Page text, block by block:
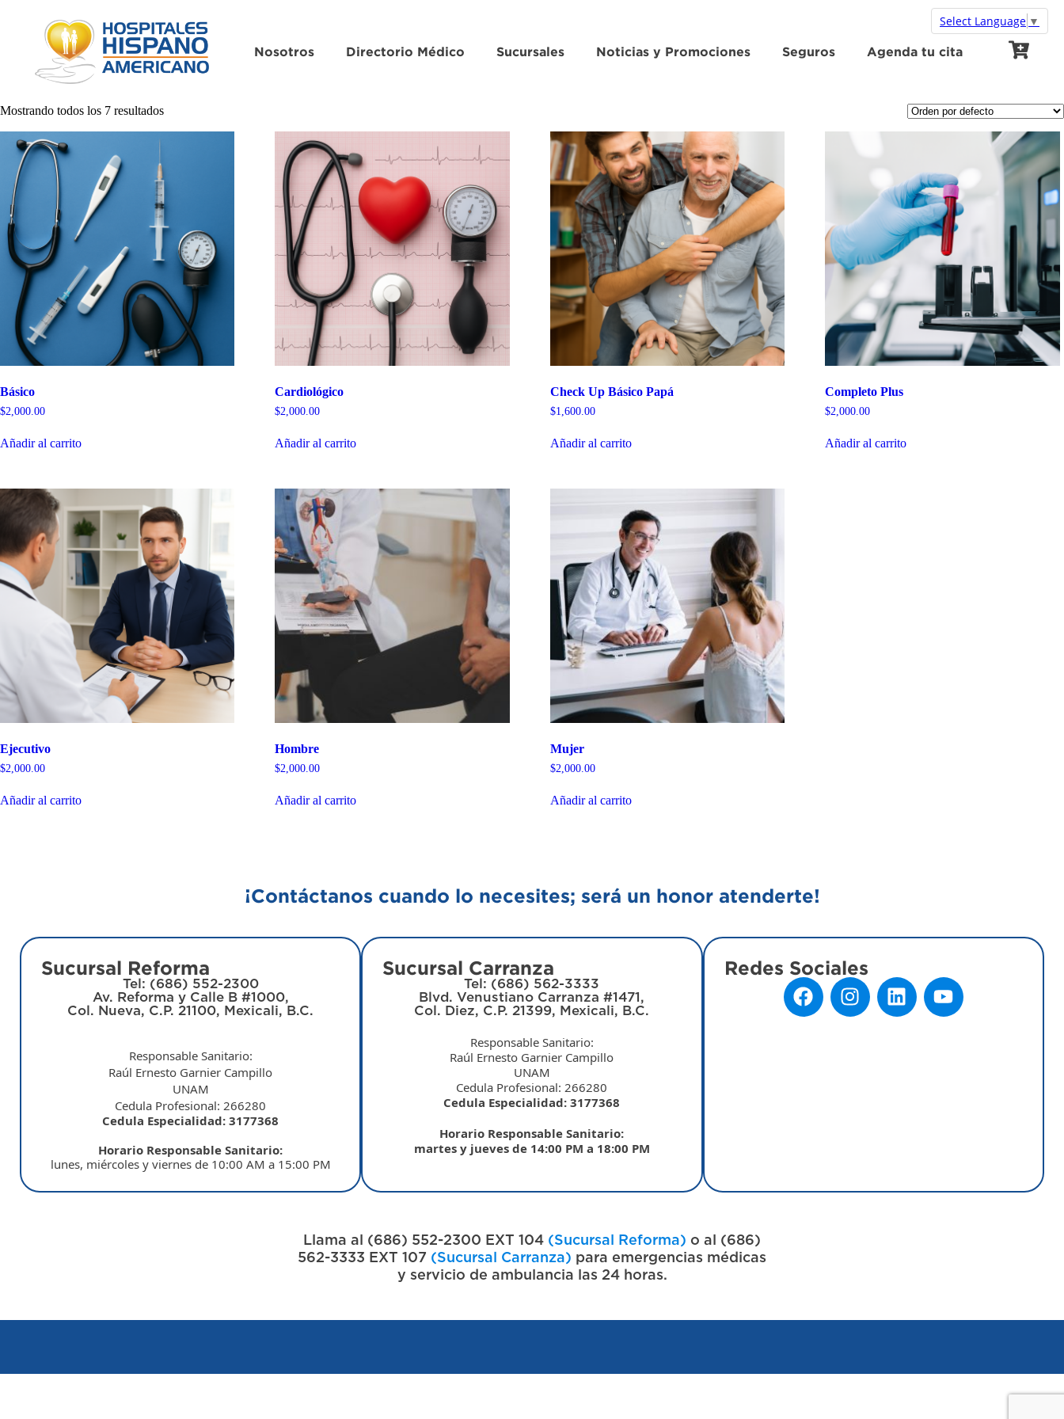
Select Language ▼
Nosotros Directorio Médico Sucursales Noticias y Promociones Seguros Agenda tu cita
Mostrando todos los 7 resultados
Básico
$2,000.00
Añadir al carrito
Cardiológico
$2,000.00
Añadir al carrito
Check Up Básico Papá
$1,600.00
Añadir al carrito
Completo Plus
$2,000.00
Añadir al carrito
Ejecutivo
$2,000.00
Añadir al carrito
Hombre
$2,000.00
Añadir al carrito
Mujer
$2,000.00
Añadir al carrito
¡Contáctanos cuando lo necesites; será un honor atenderte!
Sucursal Reforma
Tel: (686) 552-2300
Av. Reforma y Calle B #1000,
Col. Nueva, C.P. 21100, Mexicali, B.C.
Responsable Sanitario:
Raúl Ernesto Garnier Campillo
UNAM
Cedula Profesional: 266280
Cedula Especialidad: 3177368
Horario Responsable Sanitario:
lunes, miércoles y viernes de 10:00 AM a 15:00 PM
Sucursal Carranza
Tel: (686) 562-3333
Blvd. Venustiano Carranza #1471,
Col. Diez, C.P. 21399, Mexicali, B.C.
Responsable Sanitario:
Raúl Ernesto Garnier Campillo
UNAM
Cedula Profesional: 266280
Cedula Especialidad: 3177368
Horario Responsable Sanitario:
martes y jueves de 14:00 PM a 18:00 PM
Redes Sociales
Llama al (686) 552-2300 EXT 104 (Sucursal Reforma) o al
(686)
562-3333 EXT 107 (Sucursal Carranza) para emergencias médicas
y servicio de ambulancia las 24 horas.